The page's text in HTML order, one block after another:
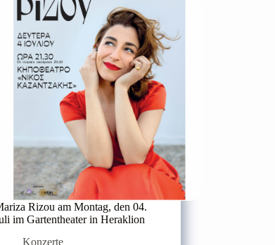
Thalassinos
und
dem
Orchester
"Rhythmos"
Rizou am Montag, den 04.
im Gartentheater in Heraklion
Konzerte